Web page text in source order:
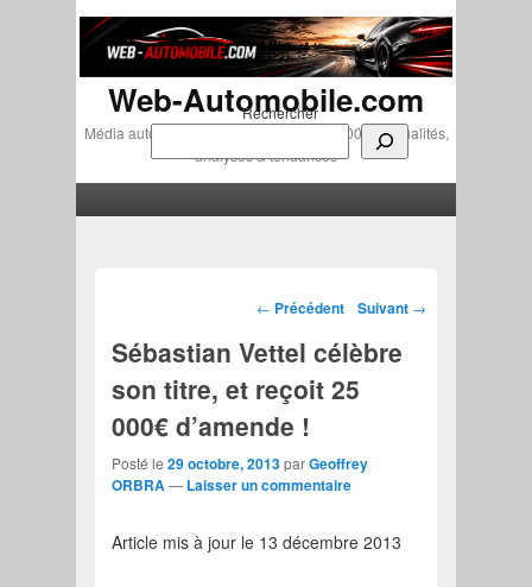
Rechercher
Web-Automobile.com
Média automobile indépendant depuis 2007 • Actualités,
analyses & tendances
Navigation des articles
← Précédent Suivant →
Sébastian Vettel célèbre
son titre, et reçoit 25
000€ d’amende !
Posté le29 octobre, 2013parGeoffrey
ORBRA— Laisser un commentaire
Article mis à jour le 13 décembre 2013